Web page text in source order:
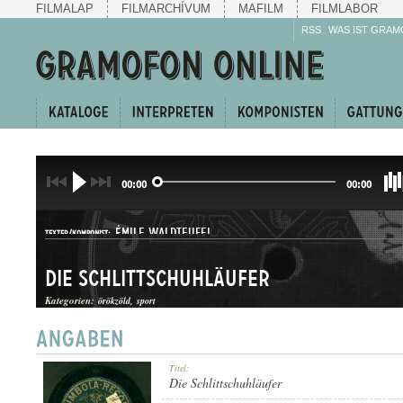
FILMALAP FILMARCHÍVUM MAFILM FILMLABOR
RSS WAS IST
00:00 00:00
TEXTER/KOMPONIST: ÉMILE WALDTEUFEL
KERINGŐ
Die Schlittschuhläufer
Kategorien: örökzöld sport
Titel:
Die Schlittschuhläufer